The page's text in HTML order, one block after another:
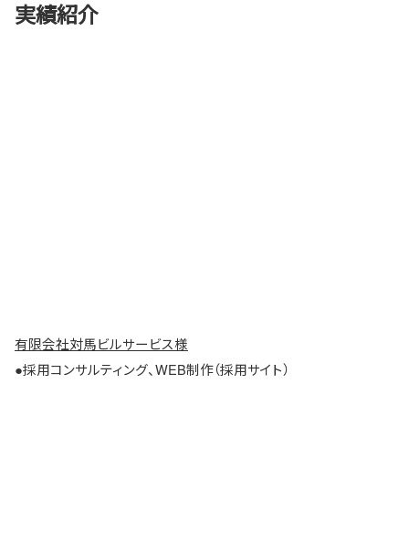
実績紹介
有限会社対馬ビルサービス様
●採用コンサルティング、WEB制作（採用サイト）